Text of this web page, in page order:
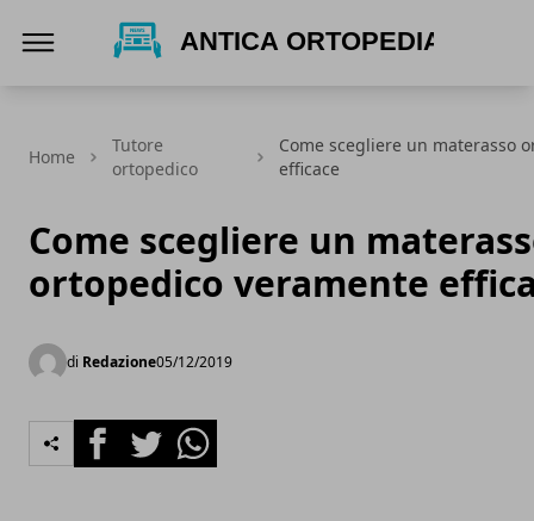
Home
Tutore
ortopedico
Come scegliere un materasso
efficace
Come scegliere un
ortopedico veramente
di Redazione05/12/2019
FacebookTwitterWhatsapp